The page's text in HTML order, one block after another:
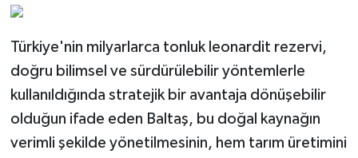
Türkiye'nin milyarlarca tonluk leonardit rezervi,
doğru bilimsel ve sürdürülebilir yöntemlerle
kullanıldığında stratejik bir avantaja dönüşebilir
olduğun ifade eden Baltaş, bu doğal kaynağın
verimli şekilde yönetilmesinin, hem tarım üretimini